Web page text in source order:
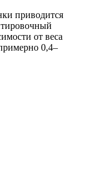
приводится
от веса
0,4–